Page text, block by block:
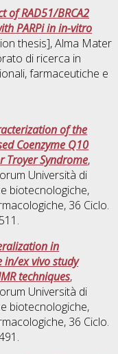
of RAD51/BRCA2
PARPi in in-vitro
thesis], Alma Mater
di ricerca in
farmaceutiche e
of the
Coenzyme Q10
Syndrome,
Università di
biotecnologiche,
, 36 Ciclo.
in
ex vivo study
techniques,
Università di
biotecnologiche,
, 36 Ciclo.